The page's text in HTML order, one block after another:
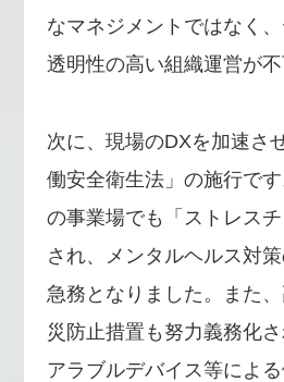
なマネジメントではなく
透明性の高い組織運営が不
次に、現場のDXを加速さ
働安全衛生法」の施行で
の事業場でも「ストレス
され、メンタルヘルス対
急務となりました。また
災防止措置も努力義務化
アラブルデバイス等によ